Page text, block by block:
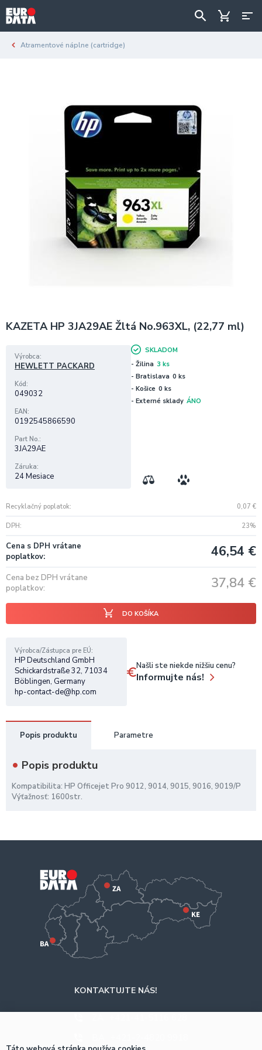
Atramentové náplne (cartridge)
KAZETA HP 3JA29AE Žltá No.963XL, (22,77 ml)
Recyklačný poplatok 0,07 €
DPH 23%
Cena s DPH vrátane
poplatkov
46,54 €
Cena bez DPH vrátane
poplatkov
37,84 €
DO KOŠÍKA
Výrobca
HEWLETT PACKARD
Kód
049032
EAN
0192545866590
Part No.
3JA29AE
Záruka
24 Mesiace
SKLADOM
- Žilina 3 ks
- Bratislava 0 ks
- Košice 0 ks
- Externé sklady ÁNO
Výrobca/Zástupca pre EÚ
HP Deutschland GmbH
Schickardstraße 32, 71034
Böblingen, Germany
hp-contact-de@hp.com
Našli ste niekde nižšiu cenu?
Informujte nás!
Popis produktu Parametre
Popis produktu
Kompatibilita: HP Officejet Pro 9012, 9014, 9015, 9016, 9019/P
Výťažnosť: 1600str.
KONTAKTUJTE NÁS!